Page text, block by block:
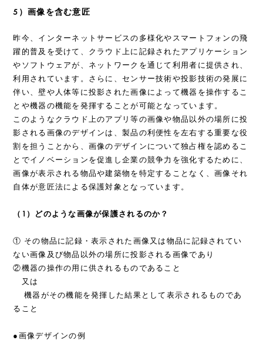
5）画像を含む意匠
昨今、インターネットサービスの多様化やスマートフォンの飛
躍的普及を受けて、クラウド上に記録されたアプリケーション
やソフトウェアが、ネットワークを通じて利用者に提供され、
利用されています。さらに、センサー技術や投影技術の発展に
伴い、壁や人体等に投影された画像によって機器を操作するこ
とや機器の機能を発揮することが可能となっています。
このようなクラウド上のアプリ等の画像や物品以外の場所に投
影される画像のデザインは、製品の利便性を左右する重要な役
割を担うことから、画像のデザインについて独占権を認めるこ
とでイノベーションを促進し企業の競争力を強化するために、
画像が表示される物品や建築物を特定することなく、画像それ
自体が意匠法による保護対象となっています。
（1）どのような画像が保護されるのか？
① その物品に記録・表示された画像又は物品に記録されてい
ない画像及び物品以外の場所に投影される画像であり
②機器の操作の用に供されるものであること
又は
機器がその機能を発揮した結果として表示されるものであ
ること
●画像デザインの例